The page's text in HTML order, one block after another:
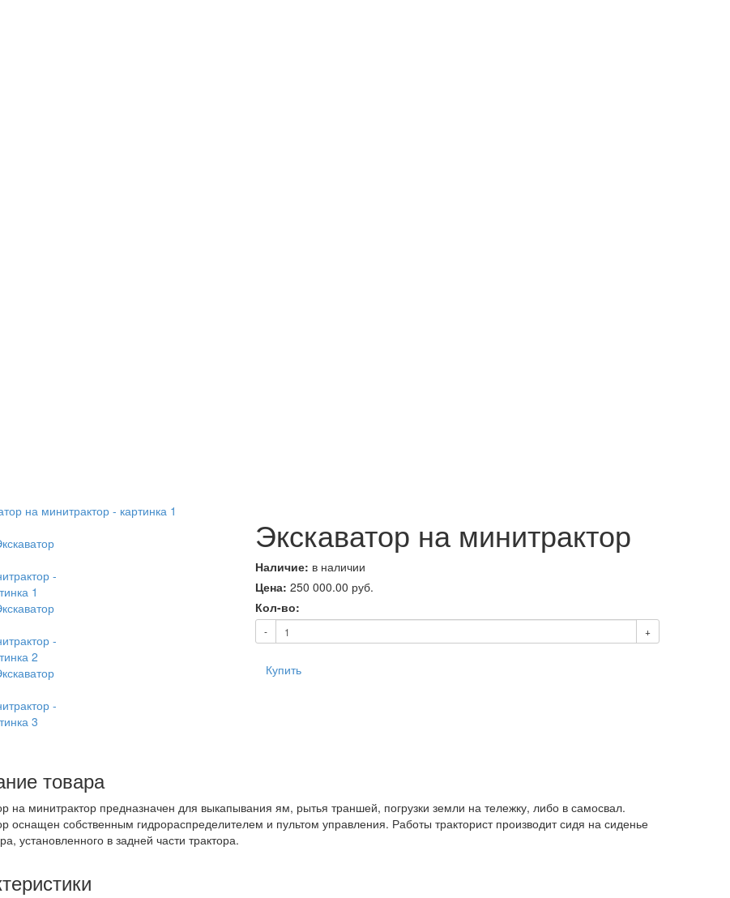
Экскаватор на минитрактор
Наличие: в наличии
Цена: 250 000.00 руб.
Кол-во:
- +
Купить
товара
на минитрактор предназначен для выкапывания ям, рытья траншей, погрузки земли на тележку, либо в самосвал.
оснащен собственным гидрораспределителем и пультом управления. Работы тракторист производит сидя на сиденье
установленного в задней части трактора.